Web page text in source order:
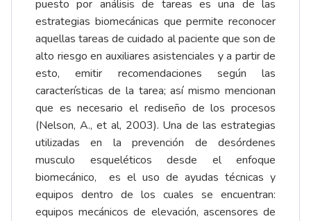
puesto por análisis de tareas es una de las
estrategias biomecánicas que permite reconocer
aquellas tareas de cuidado al paciente que son de
alto riesgo en auxiliares asistenciales y a partir de
esto, emitir recomendaciones según las
características de la tarea; así mismo mencionan
que es necesario el rediseño de los procesos
(Nelson, A., et al, 2003). Una de las estrategias
utilizadas en la prevención de desórdenes
musculo esqueléticos desde el enfoque
biomecánico, es el uso de ayudas técnicas y
equipos dentro de los cuales se encuentran:
equipos mecánicos de elevación, ascensores de